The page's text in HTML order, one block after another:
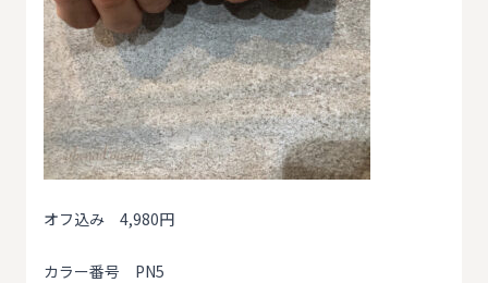
オフ込み 4,980円
カラー番号 PN5